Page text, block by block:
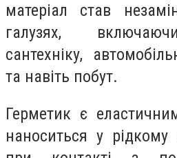
матеріал став
галузях,
сантехніку,
та навіть побут.
Герметик є
наноситься у рідкому